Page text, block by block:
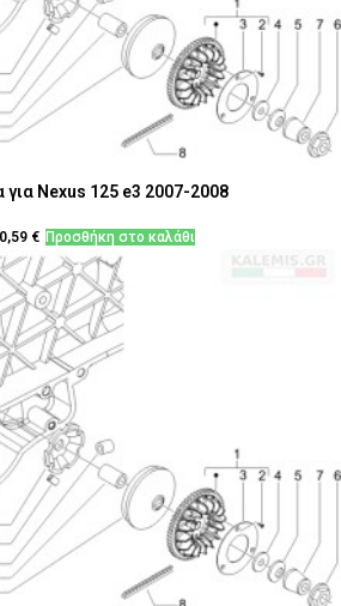
για Nexus 125 e3 2007-2008
0,59 € Προσθήκη στο καλάθι